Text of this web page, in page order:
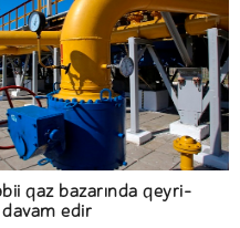
qaz bazarında qeyri-
edir